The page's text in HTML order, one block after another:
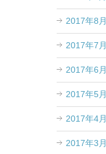
2017年8月
2017年7月
2017年6月
2017年5月
2017年4月
2017年3月